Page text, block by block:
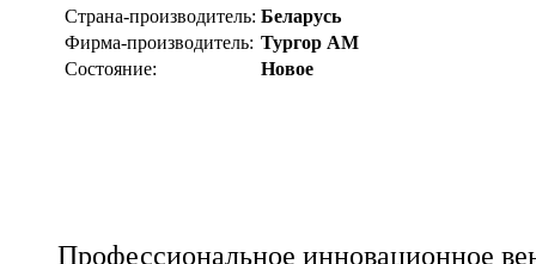
Страна-производитель: Беларусь
Фирма-производитель: Тургор АМ
Состояние:
Новое
Профессиональное инновационное